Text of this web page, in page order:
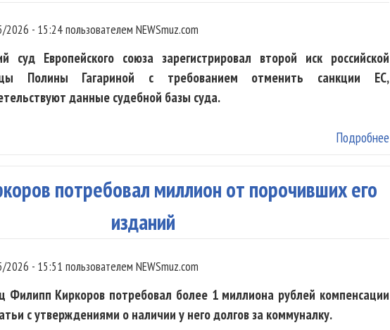
2026 - 15:24пользователем NEWSmuz.com
суд Европейского союза зарегистрировал второй иск российской
Полины Гагариной с требованием отменить санкции ЕС,
данные судебной базы суда.
Подробнее
потребовал миллион от порочивших его
изданий
2026 - 15:51 пользователем NEWSmuz.com
Филипп Киркоров потребовал более 1 миллиона рублей компенсации
с утверждениями о наличии у него долгов за коммуналку.